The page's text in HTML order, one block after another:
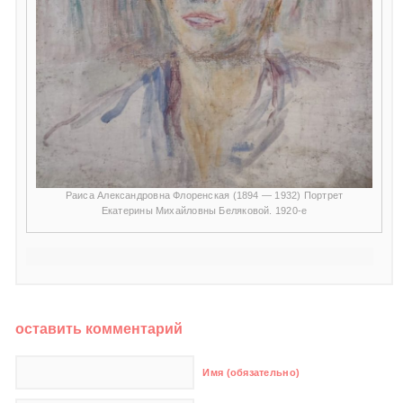
Раиса Александровна Флоренская (1894 — 1932) Портрет
Екатерины Михайловны Беляковой. 1920-е
оставить комментарий
Имя (обязательно)